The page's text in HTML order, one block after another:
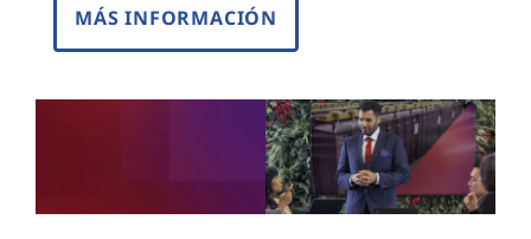
MÁS INFORMACIÓN